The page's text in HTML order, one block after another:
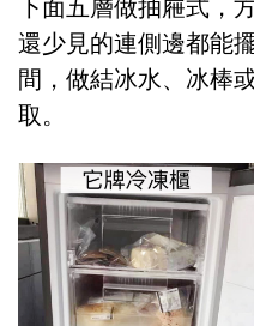
還少見的連側邊都能
間，做結冰水、冰棒
取。